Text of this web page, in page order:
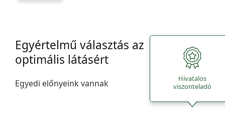
Egyértelmű választás az
optimális látásért
Egyedi előnyeink vannak
Hivatalos
viszonteladó